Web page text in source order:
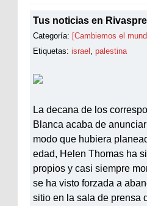
Tus noticias en
Categoría: [Cambiemos el
Etiquetas: israel palestina
La decana de los
Blanca acaba de
modo que hubiera
edad, Helen Thomas ha
propios y casi siempre
se ha visto forzada a
sitio en la sala de prensa